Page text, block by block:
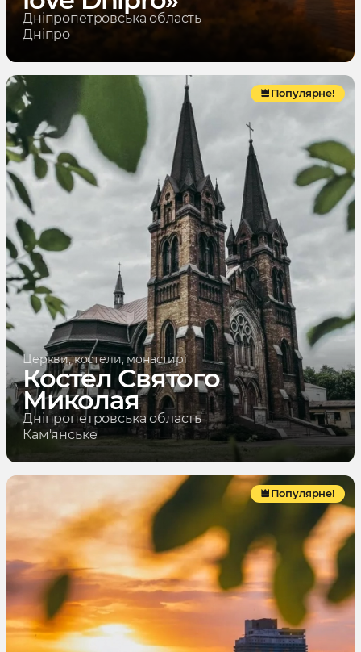
Дніпропетровська область
Дніпро
Популярне!
Церкви, костели, монастирі
Костел Святого
Миколая
Дніпропетровська область
Кам'янське
Популярне!